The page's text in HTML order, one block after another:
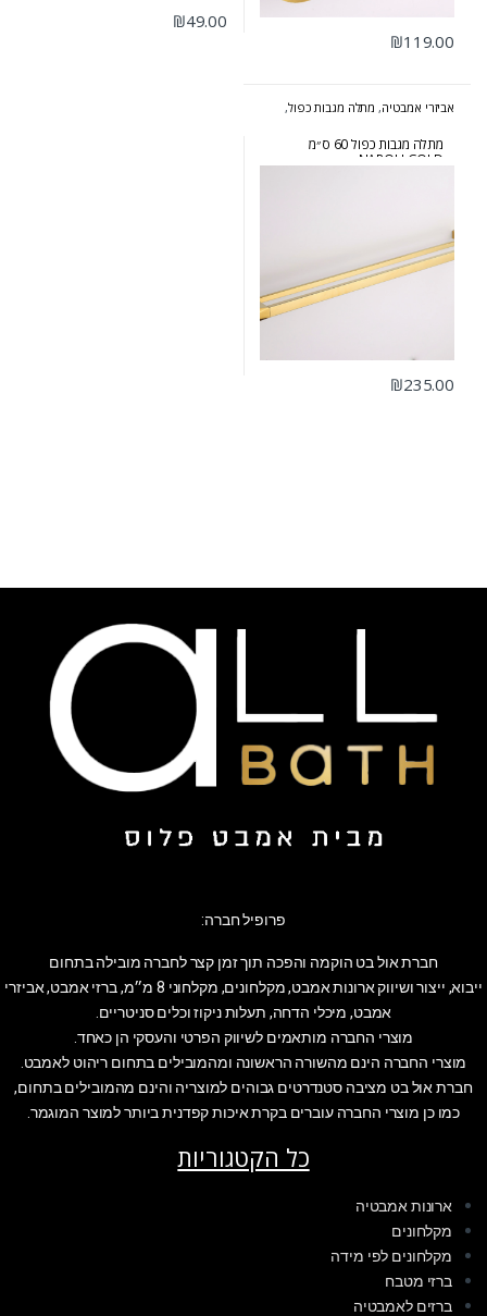
₪119.00
₪49.00
אביזרי אמבטיה, מתלה מגבות כפול,
מתלה מגבות כפול 60 ס״מ
NAPOLI GOLD
₪235.00
פרופיל חברה:
חברת אול בט הוקמה והפכה תוך זמן קצר לחברה מובילה בתחום
ייבוא, ייצור ושיווק ארונות אמבט, מקלחונים, מקלחוני 8 מ״מ, ברזי אמבט, אביזרי
אמבט, מיכלי הדחה, תעלות ניקוז וכלים סניטריים.
מוצרי החברה מותאמים לשיווק הפרטי והעסקי הן כאחד.
מוצרי החברה הינם מהשורה הראשונה ומהמובילים בתחום ריהוט לאמבט.
חברת אול בט מציבה סטנדרטים גבוהים למוצריה והינם מהמובילים בתחום,
כמו כן מוצרי החברה עוברים בקרת איכות קפדנית ביותר למוצר המוגמר.
כל הקטגוריות
ארונות אמבטיה
מקלחונים
מקלחונים לפי מידה
ברזי מטבח
ברזים לאמבטיה